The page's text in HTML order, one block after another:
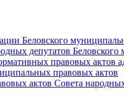
Беловского
депутатов Беловского
правовых актов
правовых актов
актов Совета